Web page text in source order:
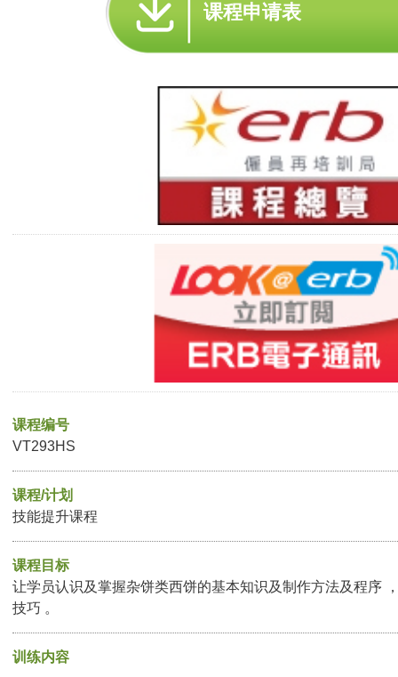
课程申请表
课程编号
VT293HS
课程/计划
技能提升课程
课程目标
让学员认识及掌握杂饼类西饼的基本知识及制作方法及程序
技巧 。
训练内容